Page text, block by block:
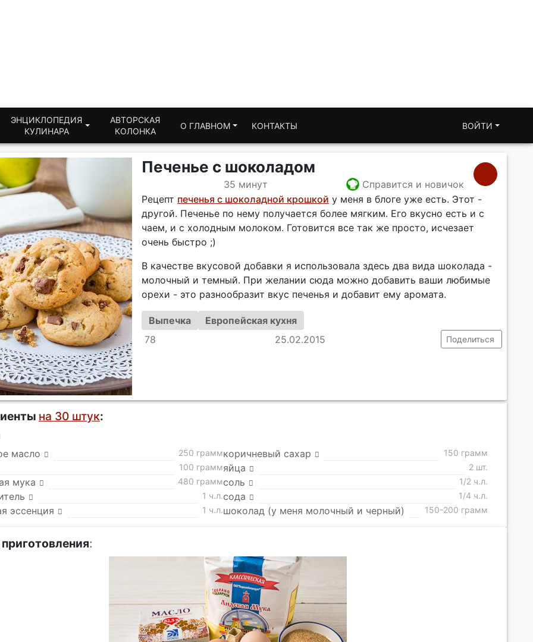
ЭНЦИКЛОПЕДИЯ
КУЛИНАРА
АВТОРСКАЯ
КОЛОНКА
О ГЛАВНОМ КОНТАКТЫ ВОЙТИ
Печенье с шоколадом
35 минут
Справится и новичок
Рецепт печенья с шоколадной крошкой у меня в блоге уже есть. Этот -
другой. Печенье по нему получается более мягким. Его вкусно есть и с
чаем, и с холодным молоком. Готовится все так же просто, исчезает
очень быстро ;)
В качестве вкусовой добавки я использовала здесь два вида шоколада -
молочный и темный. При желании сюда можно добавить ваши любимые
орехи - это разнообразит вкус печенья и добавит ему аромата.
Выпечка
Европейская кухня
78
25.02.2015 Поделиться
на 30 штук:
масло 250 граммкоричневый сахар 150 грамм
100 граммяйца 2 шт.
мука 480 граммсоль 1/2 ч.л.
1 ч.л.сода 1/4 ч.л.
эссенция 1 ч.л.шоколад (у меня молочный и черный) 150-200 грамм
: